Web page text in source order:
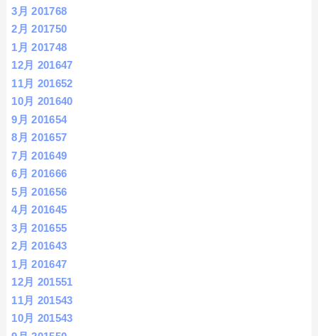
3月 201768
2月 201750
1月 201748
12月 201647
11月 201652
10月 201640
9月 201654
8月 201657
7月 201649
6月 201666
5月 201656
4月 201645
3月 201655
2月 201643
1月 201647
12月 201551
11月 201543
10月 201543